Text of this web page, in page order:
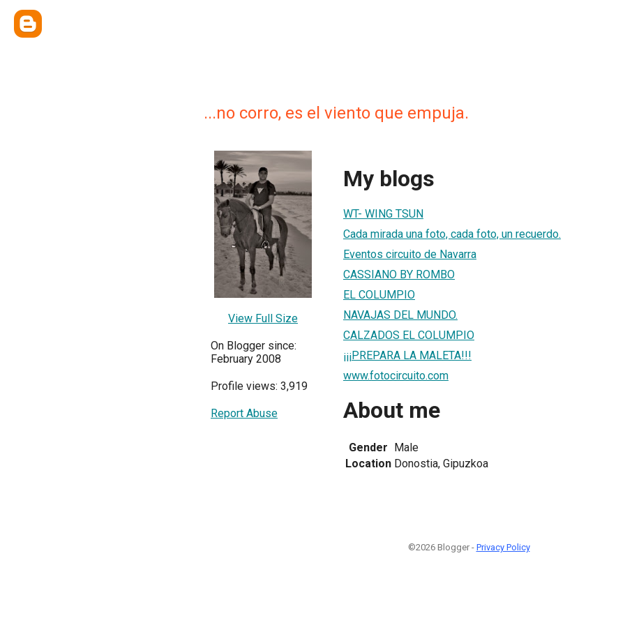
...no corro, es el viento que empuja.
View Full Size
On Blogger since:
February 2008
Profile views: 3,919
Report Abuse
My blogs
WT- WING TSUN
Cada mirada una foto, cada foto, un recuerdo.
Eventos circuito de Navarra
CASSIANO BY ROMBO
EL COLUMPIO
NAVAJAS DEL MUNDO.
CALZADOS EL COLUMPIO
¡¡¡PREPARA LA MALETA!!!
www.fotocircuito.com
About me
Gender Male
Location Donostia, Gipuzkoa
©2026 Blogger - Privacy Policy